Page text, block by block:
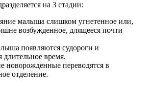
на 3 стадии:
малыша слишком угнетенное или,
возбужденное, длящееся почти
появляются судороги и
время.
новорожденные переводятся в
отделение.